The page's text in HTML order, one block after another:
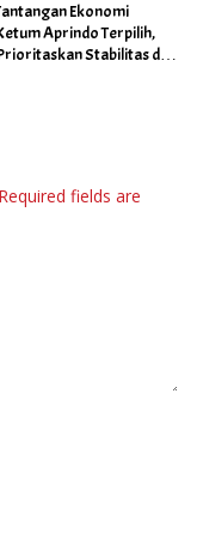
Ekonomi
Aprindo Terpilih,
Stabilitas dan
Required fields are